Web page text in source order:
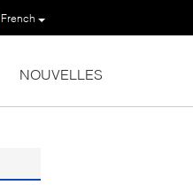
French
NOUVELLES